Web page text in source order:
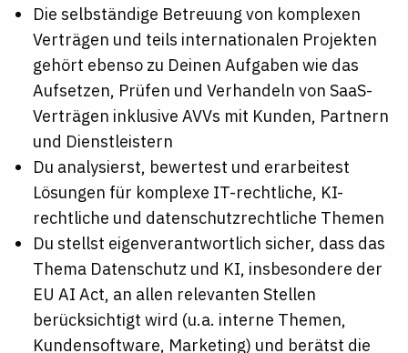
Die selbständige Betreuung von komplexen
Verträgen und teils internationalen Projekten
gehört ebenso zu Deinen Aufgaben wie das
Aufsetzen, Prüfen und Verhandeln von SaaS-
Verträgen inklusive AVVs mit Kunden, Partnern
und Dienstleistern
Du analysierst, bewertest und erarbeitest
Lösungen für komplexe IT-rechtliche, KI-
rechtliche und datenschutzrechtliche Themen
Du stellst eigenverantwortlich sicher, dass das
Thema Datenschutz und KI, insbesondere der
EU AI Act, an allen relevanten Stellen
berücksichtigt wird (u.a. interne Themen,
Kundensoftware, Marketing) und berätst die